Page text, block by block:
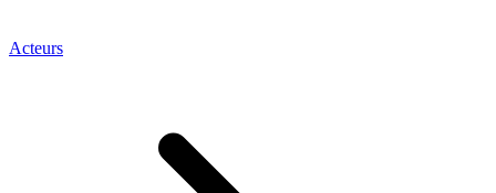
Acteurs